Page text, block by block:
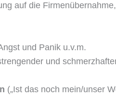
auf die
und Panik u.v.m.
und
(„Ist das noch mein/unser